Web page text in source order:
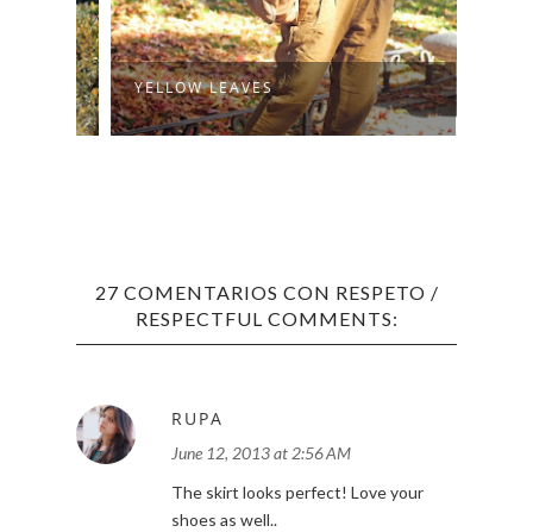
YELLOW LEAVES
27 COMENTARIOS CON RESPETO /
RESPECTFUL COMMENTS:
RUPA
June 12, 2013 at 2:56 AM
The skirt looks perfect! Love your
shoes as well..